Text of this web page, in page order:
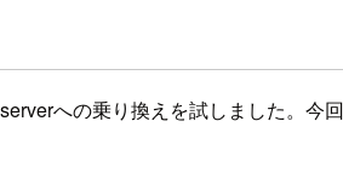
への乗り換えを試しました。今